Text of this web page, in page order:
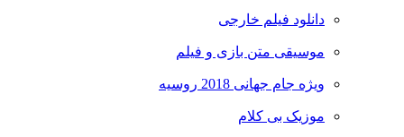
دانلود فیلم خارجی
موسیقی متن بازی و فیلم
ویژه جام جهانی 2018 روسیه
موزیک بی کلام